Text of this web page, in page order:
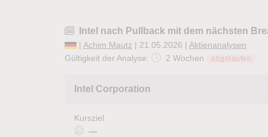
Intel nach Pullback mit dem nächsten
| Achim Mautz | 21.05.2026 | Aktienanalysen
Gültigkeit der Analyse:
2 Wochen abgelaufen
Intel Corporation
Kursziel
—